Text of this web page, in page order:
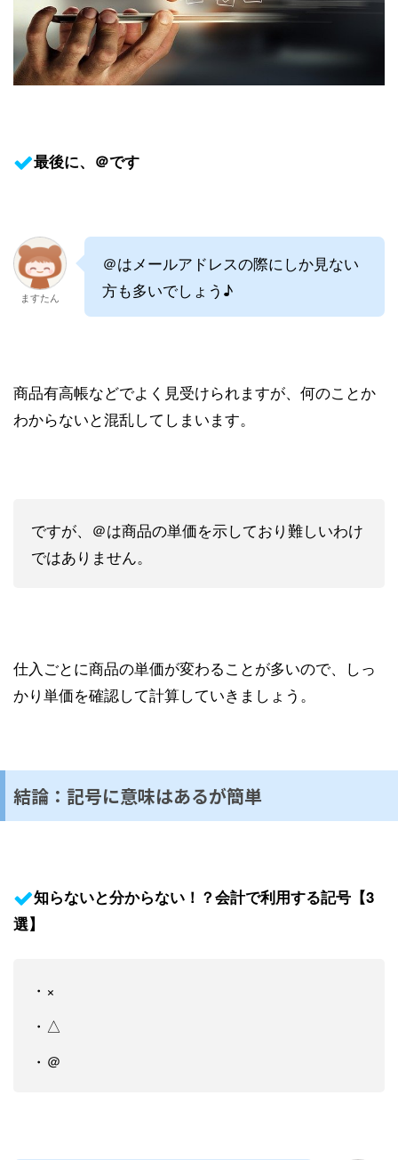
最後に、＠です
ますたん
＠はメールアドレスの際にしか見ない
方も多いでしょう♪
商品有高帳などでよく見受けられますが、何のことか
わからないと混乱してしまいます。
ですが、＠は商品の単価を示しており難しいわけ
ではありません。
仕入ごとに商品の単価が変わることが多いので、しっ
かり単価を確認して計算していきましょう。
結論：記号に意味はあるが簡単
知らないと分からない！？会計で利用する記号【3
選】
・×
・△
・＠